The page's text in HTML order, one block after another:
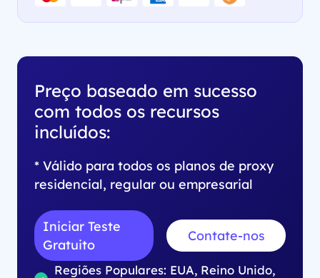
Preço baseado em sucesso
com todos os recursos
incluídos:
* Válido para todos os planos de proxy
residencial, regular ou empresarial
Iniciar Teste
Gratuito
Contate-nos
Regiões Populares: EUA, Reino Unido,